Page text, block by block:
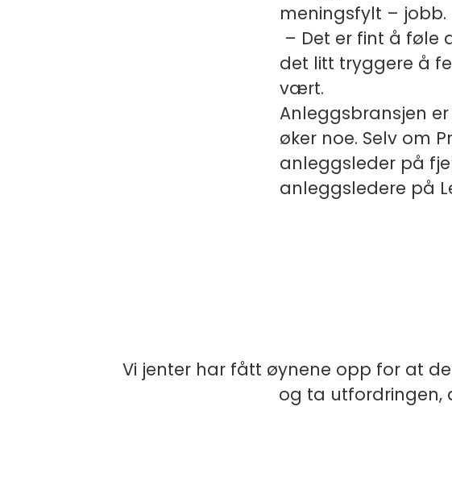
meningsfylt – jobb.
– Det er fint å føle
det litt tryggere å
vært.
Anleggsbransjen
øker noe. Selv om
anleggsleder på
anleggsledere på
Vi jenter har fått øynene opp for at
og ta utfordringen,